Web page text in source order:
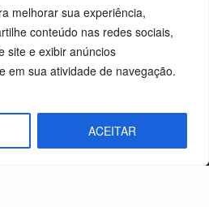
melhorar sua experiência,
conteúdo nas redes sociais,
site e exibir anúncios
em sua atividade de navegação.
ACEITAR